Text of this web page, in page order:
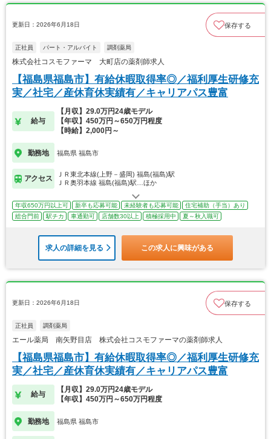
更新日：2026年6月18日 保存する
正社員 パート・アルバイト 調剤薬局
株式会社コスモファーマ 大町店の薬剤師求人
【福島県福島市】有給休暇取得率◎／福利厚生研修充
実／社宅／産休育休実績有／キャリアパス豊富
給与
【月収】29.0万円24歳モデル
【年収】450万円～650万円程度
【時給】2,000円～
勤務地 福島県 福島市
アクセス
ＪＲ東北本線(上野－盛岡) 福島(福島)駅
ＪＲ奥羽本線 福島(福島)駅…ほか
年収650万円以上可 新卒も応募可能 未経験者も応募可能
住宅補助（手当）あり
総合門前
駅チカ 車通勤可 店舗数30以上 積極採用中 夏～秋入職可
求人の詳細を見る この求人に興味がある
更新日：2026年6月18日 保存する
正社員 調剤薬局
エール薬局 南矢野目店 株式会社コスモファーマの薬剤師求人
【福島県福島市】有給休暇取得率◎／福利厚生研修充
実／社宅／産休育休実績有／キャリアパス豊富
給与
【月収】29.0万円24歳モデル
【年収】450万円～650万円程度
勤務地 福島県 福島市